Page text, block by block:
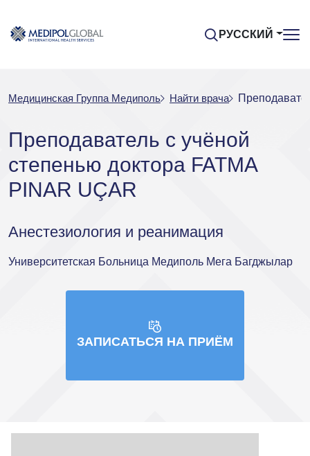
РУССКИЙ
Медицинская Группа Медиполь Найти врача
Преподаватель с учёной
степенью доктора FATMA
PINAR UÇAR
Анестезиология и реанимация
Университетская Больница Медиполь Мега Багджылар
ЗАПИСАТЬСЯ НА ПРИЁМ